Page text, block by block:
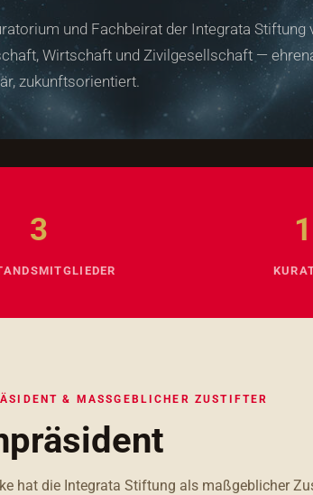
und Fachbeirat der Integrata Stiftung
Wirtschaft und Zivilgesellschaft —
zukunftsorientiert.
3
& MASSGEBLICHER ZUSTIFTER
hat die Integrata Stiftung als maßgeblicher